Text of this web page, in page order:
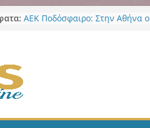
ΑΕΚ Ποδόσφαιρο: Στην Αθήνα ο